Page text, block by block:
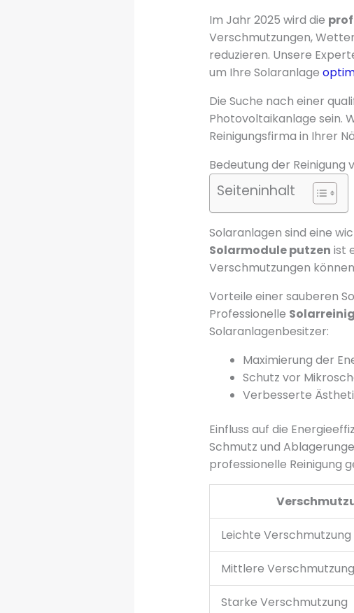
Im Jahr 2025 wird die
Verschmutzungen,
reduzieren. Unsere
um Ihre Solaranlage
Die Suche nach einer
Photovoltaikanlage sein.
Reinigungsfirma in Ihrer
Bedeutung der Reinigung
Seiteninhalt
Solaranlagen sind eine
Solarmodule putzen ist
Verschmutzungen
Vorteile einer sauberen
Professionelle
Solaranlagenbesitzer:
Maximierung der
Schutz vor
Verbesserte
Einfluss auf die
Schmutz und
professionelle Reinigung
Leichte Verschmutzung
Mittlere Verschmutzung
Starke Verschmutzung